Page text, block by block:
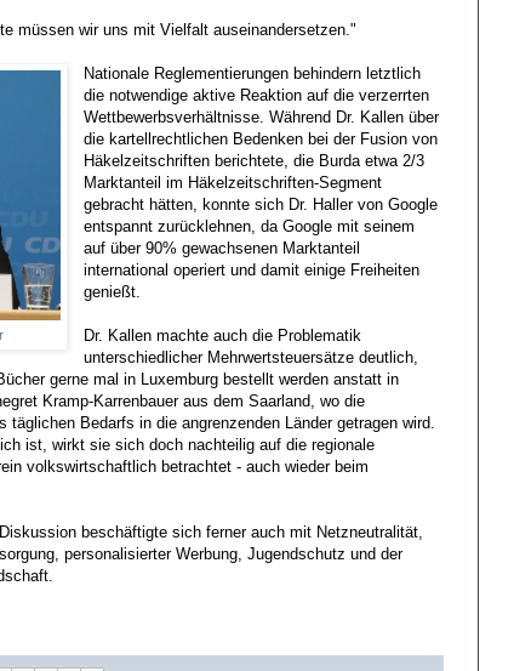
müssen wir uns mit Vielfalt auseinandersetzen."
Nationale Reglementierungen behindern letztlich
die notwendige aktive Reaktion auf die verzerrten
Wettbewerbsverhältnisse. Während Dr. Kallen über
die kartellrechtlichen Bedenken bei der Fusion von
Häkelzeitschriften berichtete, die Burda etwa 2/3
Marktanteil im Häkelzeitschriften-Segment
gebracht hätten, konnte sich Dr. Haller von Google
entspannt zurücklehnen, da Google mit seinem
auf über 90% gewachsenen Marktanteil
international operiert und damit einige Freiheiten
genießt.
Dr. Kallen machte auch die Problematik
unterschiedlicher Mehrwertsteuersätze deutlich,
gerne mal in Luxemburg bestellt werden anstatt in
Kramp-Karrenbauer aus dem Saarland, wo die
Bedarfs in die angrenzenden Länder getragen wird.
ist, wirkt sie sich doch nachteilig auf die regionale
volkswirtschaftlich betrachtet - auch wieder beim
beschäftigte sich ferner auch mit Netzneutralität,
personalisierter Werbung, Jugendschutz und der